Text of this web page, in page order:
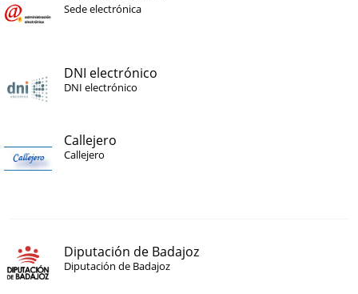
Sede electrónica
DNI electrónico
DNI electrónico
Callejero
Callejero
Diputación de Badajoz
Diputación de Badajoz